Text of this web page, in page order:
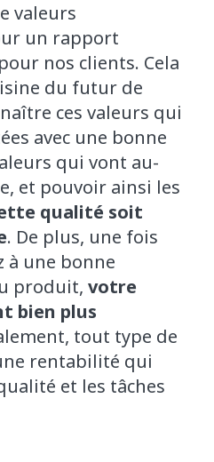
valeurs
un rapport
nos clients. Cela
du futur de
ces valeurs qui
avec une bonne
qui vont au-
et pouvoir ainsi les
qualité soit
. De plus, une fois
à une bonne
produit, votre
bien plus
tout type de
rentabilité qui
et les tâches